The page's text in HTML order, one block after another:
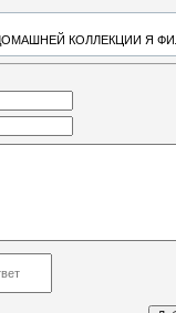
КОЛЛЕКЦИИ Я